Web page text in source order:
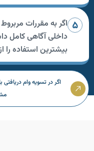
اگر به مقررات
داخلی آگاهی کامل
بیشترین استفاده را
اگر در تسویه وام